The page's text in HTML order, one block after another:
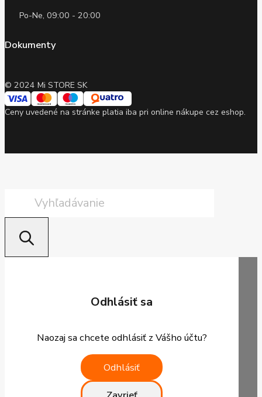
Po-Ne, 09:00 - 20:00
Dokumenty
© 2024 Mi STORE SK
Ceny uvedené na stránke platia iba pri online nákupe cez eshop.
Odhlásiť sa
Naozaj sa chcete odhlásiť z Vášho účtu?
Odhlásiť